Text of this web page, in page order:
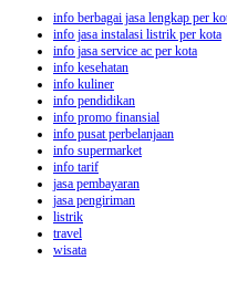
info berbagai jasa lengkap per
info jasa instalasi listrik per kota
info jasa service ac per kota
info kesehatan
info kuliner
info pendidikan
info promo finansial
info pusat perbelanjaan
info supermarket
info tarif
jasa pembayaran
jasa pengiriman
listrik
travel
wisata